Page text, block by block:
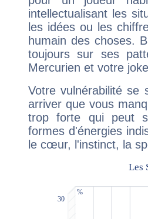
intellectualisant les
les idées ou les
humain des choses.
toujours sur ses
Mercurien et votre
Votre vulnérabilité se
arriver que vous
trop forte qui peut
formes d'énergies
le cœur, l'instinct, la